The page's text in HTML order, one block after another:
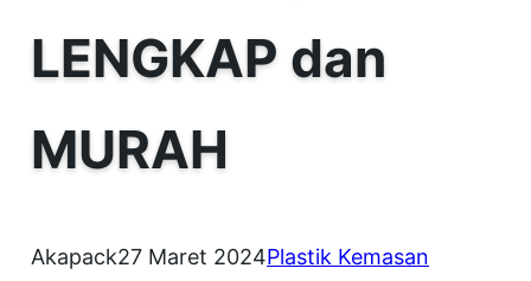
LENGKAP dan
MURAH
Akapack27 Maret 2024Plastik Kemasan